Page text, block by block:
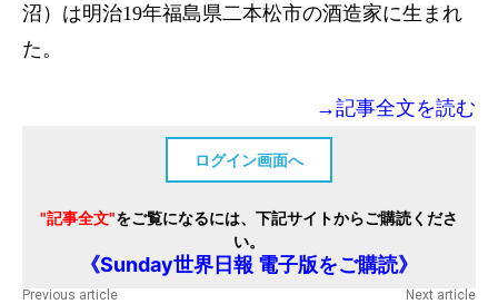
沼）は明治19年福島県二本松市の酒造家に生まれ
た。
→記事全文を読む
ログイン画面へ
"記事全文"をご覧になるには、下記サイトからご購読くださ
い。
《Sunday世界日報 電子版をご購読》
Previous article Next article